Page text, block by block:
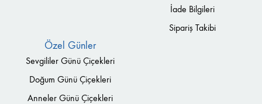
İade Bilgileri
Sipariş Takibi
Özel Günler
Sevgililer Günü Çiçekleri
Doğum Günü Çiçekleri
Anneler Günü Çiçekleri